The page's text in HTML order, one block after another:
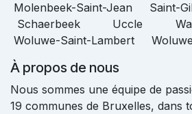
Molenbeek-Saint-Jean Saint-
Schaerbeek Uccle
Woluwe-Saint-Lambert
À propos de nous
Nous sommes une équipe de
19 communes de Bruxelles, dans